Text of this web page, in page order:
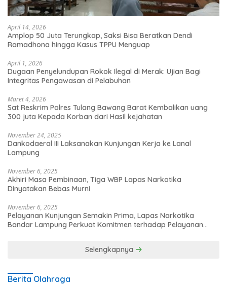
April 14, 2026
Amplop 50 Juta Terungkap, Saksi Bisa Beratkan Dendi
Ramadhona hingga Kasus TPPU Menguap
April 1, 2026
Dugaan Penyelundupan Rokok Ilegal di Merak: Ujian Bagi
Integritas Pengawasan di Pelabuhan
Maret 4, 2026
Sat Reskrim Polres Tulang Bawang Barat Kembalikan uang
300 juta Kepada Korban dari Hasil kejahatan
November 24, 2025
Dankodaeral III Laksanakan Kunjungan Kerja ke Lanal
Lampung
November 6, 2025
Akhiri Masa Pembinaan, Tiga WBP Lapas Narkotika
Dinyatakan Bebas Murni
November 6, 2025
Pelayanan Kunjungan Semakin Prima, Lapas Narkotika
Bandar Lampung Perkuat Komitmen terhadap Pelayanan
Selengkapnya
Berita Olahraga